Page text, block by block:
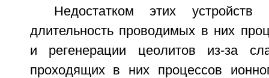
Недостатком этих устройств
длительность проводимых в них
и регенерации цеолитов из-за
проходящих в них процессов